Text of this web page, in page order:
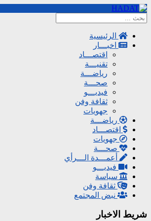
الرئيسية
اخبـــار
اقتصـــاد
تقنيـــة
رياضـــة
صحـــة
فيديـــو
ثقافة وفن
جهويات
رياضـــة
اقتصـــاد
جهويات
صحـــة
أعمـــدة الـــرأي
فيديـــو
سياسة
ثقافة وفن
نبض المجتمع
شريط الاخبار